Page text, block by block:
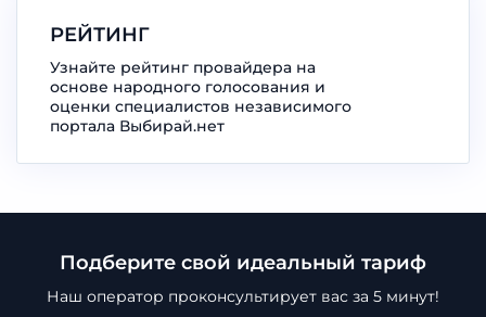
РЕЙТИНГ
Узнайте рейтинг провайдера на
основе народного голосования и
оценки специалистов независимого
портала Выбирай.нет
Подберите свой идеальный тариф
Наш оператор проконсультирует вас за 5 минут!